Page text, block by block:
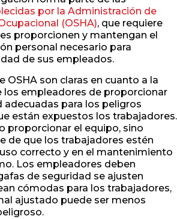
por la Administración de
(OSHA), que requiere
proporcionen y mantengan el
personal necesario para
de sus empleados.
OSHA son claras en cuanto a la
los empleadores de proporcionar
adecuadas para los peligros
están expuestos los trabajadores.
proporcionar el equipo, sino
de que los trabajadores estén
correcto y en el mantenimiento
Los empleadores deben
de seguridad se ajusten
cómodas para los trabajadores,
ajustado puede ser menos